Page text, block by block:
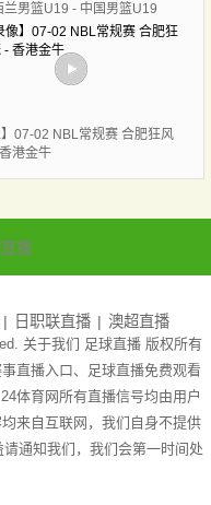
兰男篮U19 - 中国男篮U19
】07-02 NBL常规赛 合肥狂风
港金牛
播
日职联直播 澳超直播
关于我们 足球直播版权所有
直播入口、足球直播免费观看
体育网所有直播信号均由用户
来自互联网，我们自身不提供
通知我们，我们会第一时间处